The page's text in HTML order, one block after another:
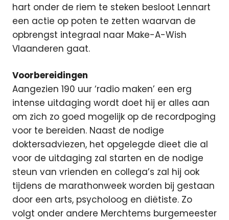
hart onder de riem te steken besloot Lennart
een actie op poten te zetten waarvan de
opbrengst integraal naar Make-A-Wish
Vlaanderen gaat.
Voorbereidingen
Aangezien 190 uur ‘radio maken’ een erg
intense uitdaging wordt doet hij er alles aan
om zich zo goed mogelijk op de recordpoging
voor te bereiden. Naast de nodige
doktersadviezen, het opgelegde dieet die al
voor de uitdaging zal starten en de nodige
steun van vrienden en collega’s zal hij ook
tijdens de marathonweek worden bij gestaan
door een arts, psycholoog en diëtiste. Zo
volgt onder andere Merchtems burgemeester